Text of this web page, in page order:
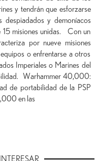
y tendrán que esforzarse
y demoníacos
15 misiones unidas. Con un
por nueve misiones
o enfrentarse a otros
Imperiales o Marines del
Warhammer 40,000:
de portabilidad de la PSP
en las